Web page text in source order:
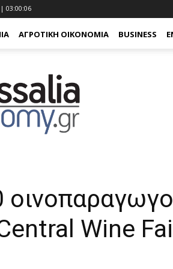
03:00:07
ΑΓΡΟΤΙΚΉ ΟΙΚΟΝΟΜΊΑ BUSINESS
Wine